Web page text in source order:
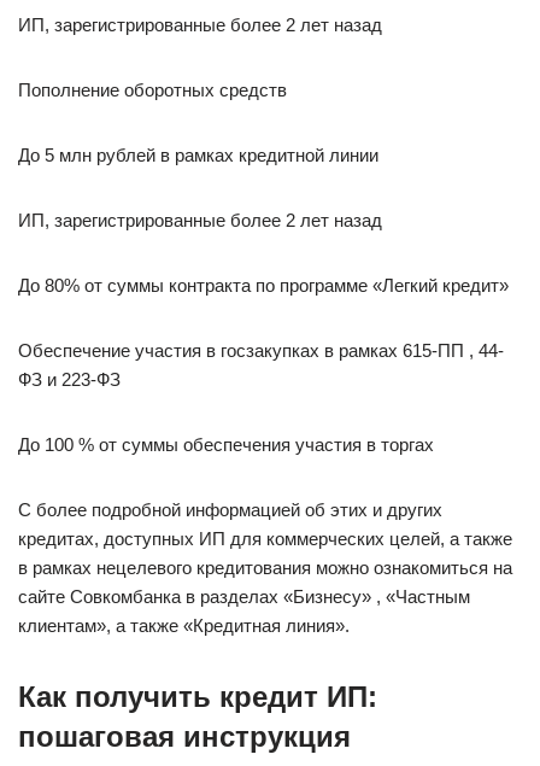
ИП, зарегистрированные более 2 лет назад
Пополнение оборотных средств
До 5 млн рублей в рамках кредитной линии
ИП, зарегистрированные более 2 лет назад
До 80% от суммы контракта по программе «Легкий кредит»
Обеспечение участия в госзакупках в рамках 615-ПП , 44-
ФЗ и 223-ФЗ
До 100 % от суммы обеспечения участия в торгах
С более подробной информацией об этих и других
кредитах, доступных ИП для коммерческих целей, а также
в рамках нецелевого кредитования можно ознакомиться на
сайте Совкомбанка в разделах «Бизнесу» , «Частным
клиентам», а также «Кредитная линия».
Как получить кредит ИП:
пошаговая инструкция